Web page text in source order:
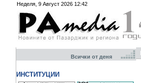
Неделя, 9 Август 2026 12:42
Всички от деня
ИНСТИТУЦИИ